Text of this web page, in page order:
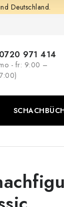
Deutschland.
0720 971 414
- fr: 9:00 –